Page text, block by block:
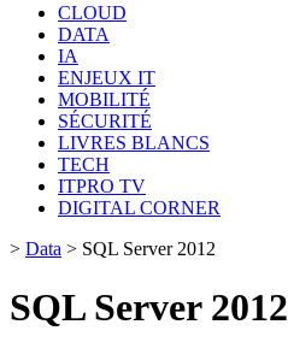
CLOUD
DATA
IA
ENJEUX IT
MOBILITÉ
SÉCURITÉ
LIVRES BLANCS
TECH
ITPRO TV
DIGITAL CORNER
> Data > SQL Server 2012
SQL Server 2012